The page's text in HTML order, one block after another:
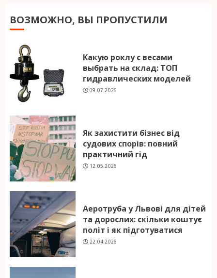
ВОЗМОЖНО, ВЫ ПРОПУСТИЛИ
Какую роклу с весами
выбрать на склад: ТОП
гидравлических моделей
09.07.2026
Як захистити бізнес від
судових спорів: повний
практичний гід
12.05.2026
Аеротруба у Львові для дітей
та дорослих: скільки коштує
політ і як підготуватися
22.04.2026